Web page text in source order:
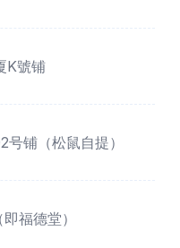
K號铺
铺（松鼠自提）
福德堂）